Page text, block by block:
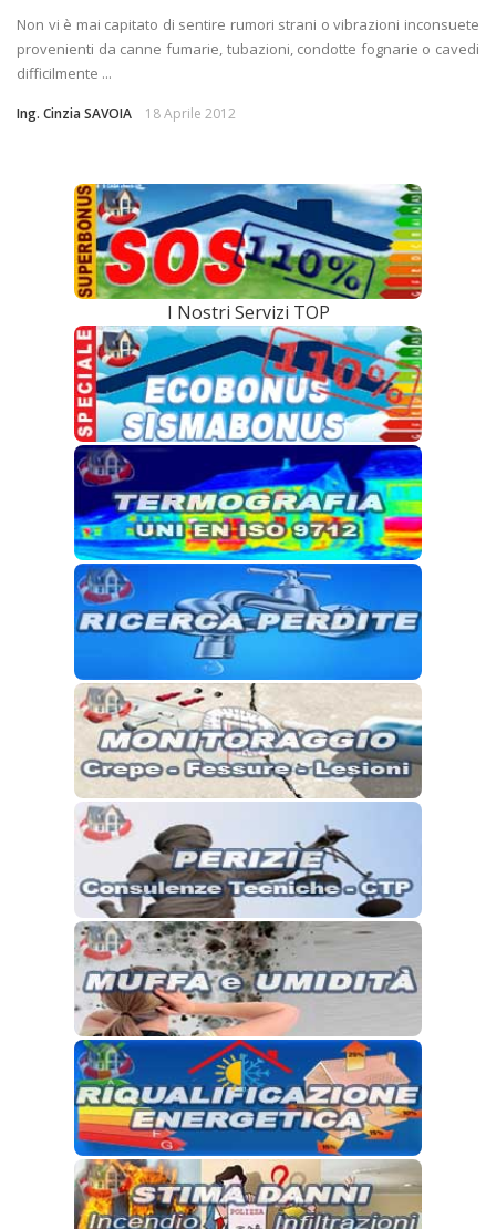
Non vi è mai capitato di sentire rumori strani o vibrazioni inconsuete
provenienti da canne fumarie, tubazioni, condotte fognarie o cavedi
difficilmente ...
Ing. Cinzia SAVOIA 18 Aprile 2012
I Nostri Servizi TOP